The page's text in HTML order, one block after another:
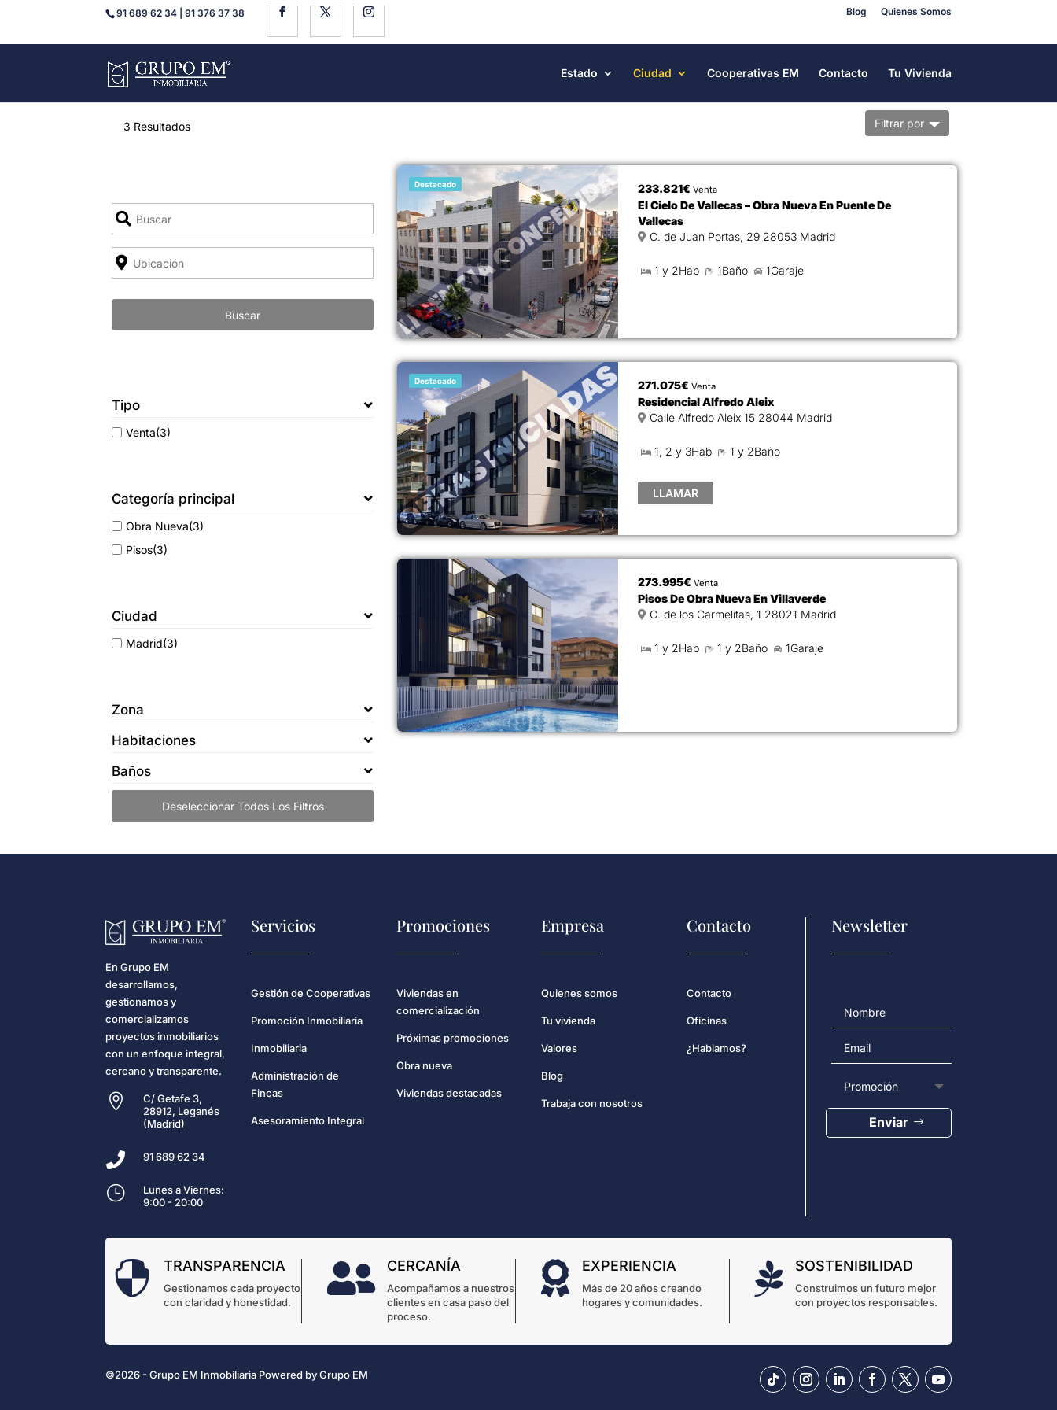
91 689 62 34 | 91 376 37 38 Blog Quienes Somos
Estado Ciudad Cooperativas EM Contacto Tu Vivienda
Tipo
Venta(3)
Categoría principal
Obra Nueva(3)
Pisos(3)
Ciudad
Madrid(3)
Zona
Habitaciones
Baños
3 Resultados Filtrar por
Deseleccionar Todos Los Filtros
Destacado 233.821€ Venta
El Cielo De Vallecas – Obra Nueva En Puente De
Vallecas
C. de Juan Portas, 29 28053 Madrid
1 y 2Hab 1Baño 1Garaje
Destacado 271.075€ Venta
Residencial Alfredo Aleix
Calle Alfredo Aleix 15 28044 Madrid
1, 2 y 3Hab 1 y 2Baño
LLAMAR
273.995€ Venta
Pisos De Obra Nueva En Villaverde
C. de los Carmelitas, 1 28021 Madrid
1 y 2Hab 1 y 2Baño 1Garaje
En Grupo EM
desarrollamos,
gestionamos y
comercializamos
proyectos inmobiliarios
con un enfoque integral,
cercano y transparente.

C/ Getafe 3,
28912, Leganés
(Madrid)
 91 689 62 34
}
Lunes a Viernes:
9:00 - 20:00
Servicios
Gestión de Cooperativas
Promoción Inmobiliaria
Inmobiliaria
Administración de
Fincas
Asesoramiento Integral
Promociones
Viviendas en
comercialización
Próximas promociones
Obra nueva
Viviendas destacadas
Empresa
Quienes somos
Tu vivienda
Valores
Blog
Trabaja con nosotros
Contacto
Contacto
Oficinas
¿Hablamos?
Newsletter
Enviar
 TRANSPARENCIA
Gestionamos cada proyecto
con claridad y honestidad.
 CERCANÍA
Acompañamos a nuestros
clientes en casa paso del
proceso.
 EXPERIENCIA
Más de 20 años creando
hogares y comunidades.
 SOSTENIBILIDAD
Construimos un futuro mejor
con proyectos responsables.
©2026 - Grupo EM Inmobiliaria Powered byGrupo EM